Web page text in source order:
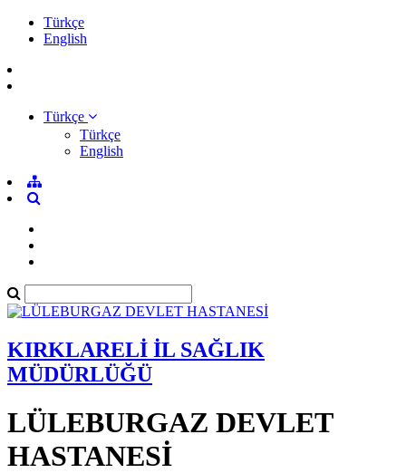
Türkçe
English
Türkçe
Türkçe
English
KIRKLARELİ İL SAĞLIK
MÜDÜRLÜĞÜ
LÜLEBURGAZ DEVLET
HASTANESİ